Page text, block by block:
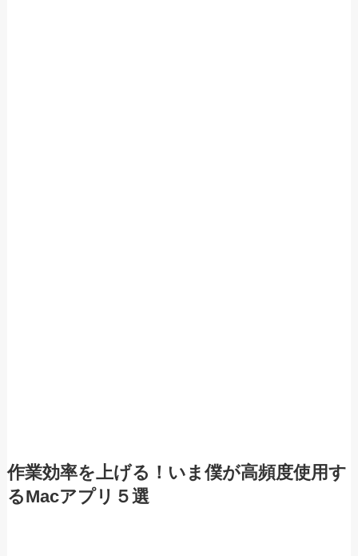
作業効率を上げる！いま僕が高頻度使用す
るMacアプリ５選